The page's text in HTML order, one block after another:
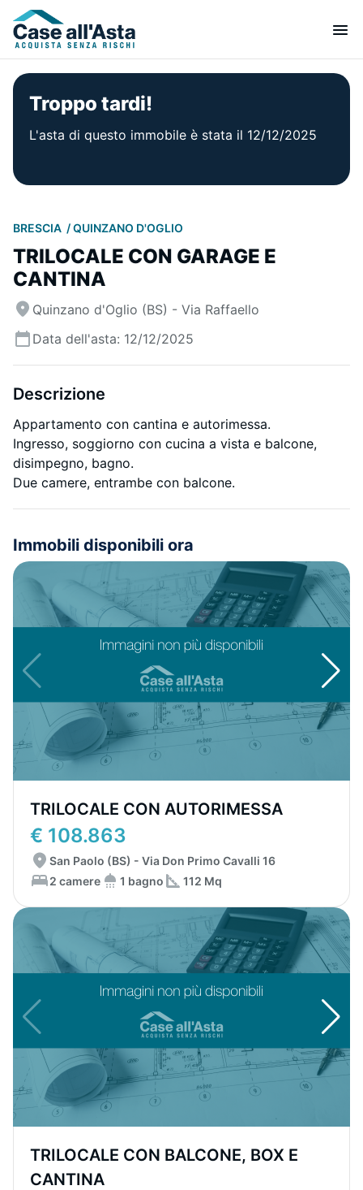
Troppo tardi!
L'asta di questo immobile è stata il 12/12/2025
BRESCIA QUINZANO D'OGLIO
TRILOCALE CON GARAGE E
CANTINA
Quinzano d'Oglio (BS) - Via Raffaello
Data dell'asta: 12/12/2025
Descrizione
Appartamento con cantina e autorimessa.
Ingresso, soggiorno con cucina a vista e balcone,
disimpegno, bagno.
Due camere, entrambe con balcone.
Immobili disponibili ora
TRILOCALE CON AUTORIMESSA
€ 108.863
San Paolo (BS) - Via Don Primo Cavalli 16
2 camere
1 bagno 112 Mq
TRILOCALE CON BALCONE, BOX E
CANTINA